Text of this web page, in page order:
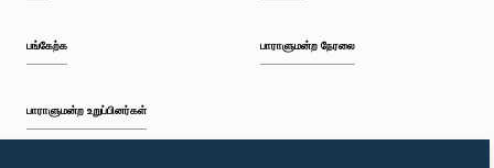
பங்கேற்க
பாராளுமன்ற உறுப்பினர்கள்
பாராளுமன்ற நேரலை